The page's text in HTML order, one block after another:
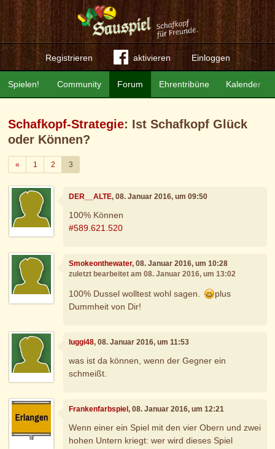
Registrieren aktivieren Einloggen
Community Forum Ehrentribüne Kalender
Spielen!
Schafkopf-Strategie: Ist Schafkopf Glück
oder Können?
«Zurück
1 2 3
DER__ALTE, 08. Januar 2016, um 09:50
100% Können
#589.621.520
Smokeonthewater, 08. Januar 2016, um 10:28
zuletzt bearbeitet am 08. Januar 2016, um 13:02
100% Dussel wolltest wohl sagen.
plus
Dummheit von Dir!
luggi48, 08. Januar 2016, um 11:53
was ist da können, wenn der Gegner ein
schmeißt.
Frankenfarbspiel, 08. Januar 2016, um 12:21
Wenn einer ein Spiel mit den vier Obern und zwei
hohen Untern kriegt: wer wird dieses Spiel